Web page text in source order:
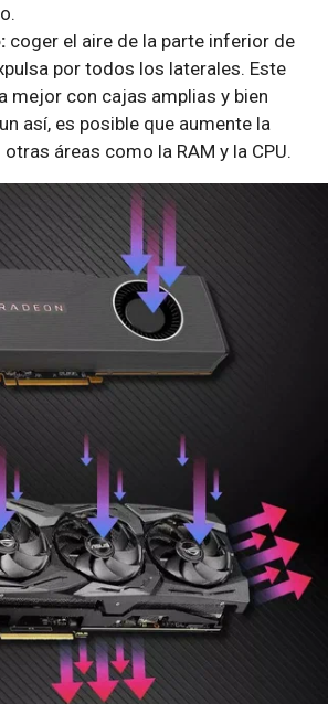
coger el aire de la parte inferior de
por todos los laterales. Este
mejor con cajas amplias y bien
así, es posible que aumente la
áreas como la RAM y la CPU.